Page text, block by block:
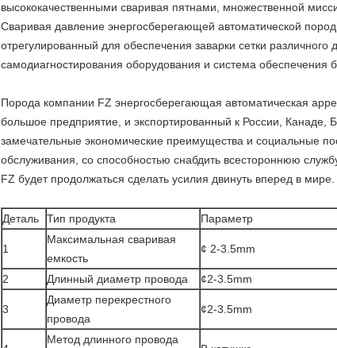
высококачественными сваривая пятнами, множественной
Сваривая давление энергосберегающей автоматической
отрегулированный для обеспечения заварки сетки
самодиагностирования оборудования и система обеспечения
Порода компании FZ энергосберегающая автоматическая
большое предприятие, и экспортированный к России,
замечательные экономические преимущества и социальные
обслуживания, со способностью снабдить всестороннюю
FZ будет продолжаться сделать усилия двинуть вперед в мире.
Деталь Тип продукта Параметр
1
Максимальная сваривая
емкость
¢ 2-3.5mm
2 Длинный диаметр провода ¢2-3.5mm
3
Диаметр перекрестного
провода
¢2-3.5mm
Метод длинного провода